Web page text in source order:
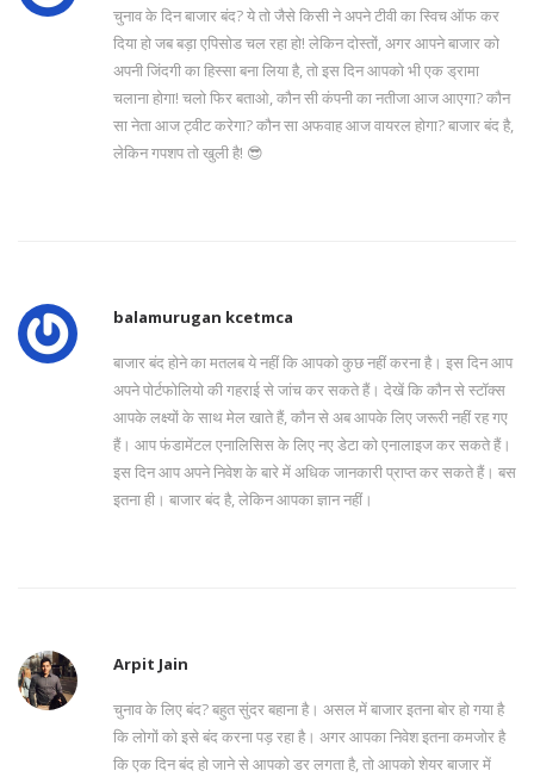
चुनाव के दिन बाजार बंद? ये तो जैसे किसी ने अपने टीवी का स्विच ऑफ कर
दिया हो जब बड़ा एपिसोड चल रहा हो! लेकिन दोस्तों, अगर आपने बाजार को
अपनी जिंदगी का हिस्सा बना लिया है, तो इस दिन आपको भी एक ड्रामा
चलाना होगा! चलो फिर बताओ, कौन सी कंपनी का नतीजा आज आएगा? कौन
सा नेता आज ट्वीट करेगा? कौन सा अफवाह आज वायरल होगा? बाजार बंद है,
लेकिन गपशप तो खुली है! 😎
balamurugan kcetmca
बाजार बंद होने का मतलब ये नहीं कि आपको कुछ नहीं करना है। इस दिन आप
अपने पोर्टफोलियो की गहराई से जांच कर सकते हैं। देखें कि कौन से स्टॉक्स
आपके लक्ष्यों के साथ मेल खाते हैं, कौन से अब आपके लिए जरूरी नहीं रह गए
हैं। आप फंडामेंटल एनालिसिस के लिए नए डेटा को एनालाइज कर सकते हैं।
इस दिन आप अपने निवेश के बारे में अधिक जानकारी प्राप्त कर सकते हैं। बस
इतना ही। बाजार बंद है, लेकिन आपका ज्ञान नहीं।
Arpit Jain
चुनाव के लिए बंद? बहुत सुंदर बहाना है। असल में बाजार इतना बोर हो गया है
कि लोगों को इसे बंद करना पड़ रहा है। अगर आपका निवेश इतना कमजोर है
कि एक दिन बंद हो जाने से आपको डर लगता है, तो आपको शेयर बाजार में